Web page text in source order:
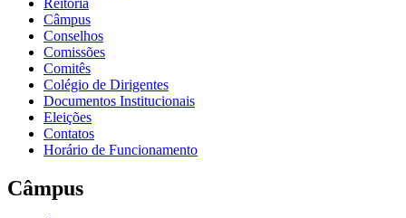
Reitoria
Câmpus
Conselhos
Comissões
Comitês
Colégio de Dirigentes
Documentos Institucionais
Eleições
Contatos
Horário de Funcionamento
Câmpus